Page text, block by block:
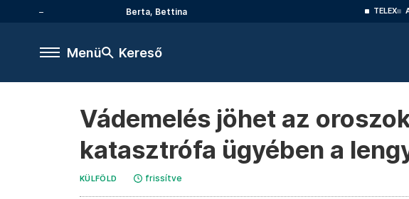
Berta, Bettina TELEX
Menü Kereső
Vádemelés jöhet az
katasztrófa ügyében a
KÜLFÖLD frissítve